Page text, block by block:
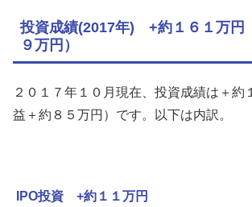
投資成績(2017年) +約１６１万円
９万円）
２０１７年１０月現在、投資成績は＋約
益＋約８５万円）です。以下は内訳。
IPO投資 +約１１万円